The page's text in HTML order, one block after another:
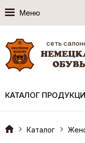
Меню
сеть
КАТАЛОГ
Каталог